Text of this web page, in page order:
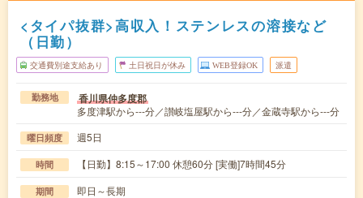
<タイパ抜群>高収入！ステンレスの溶接など
（日勤）
交通費別途支給あり 土日祝日が休み WEB登録OK 派遣
勤務地 香川県仲多度郡
多度津駅から---分／讃岐塩屋駅から---分／金蔵寺駅から---分
曜日頻度 週5日
時間 【日勤】8:15～17:00 休憩60分 [実働]7時間45分
期間 即日～長期